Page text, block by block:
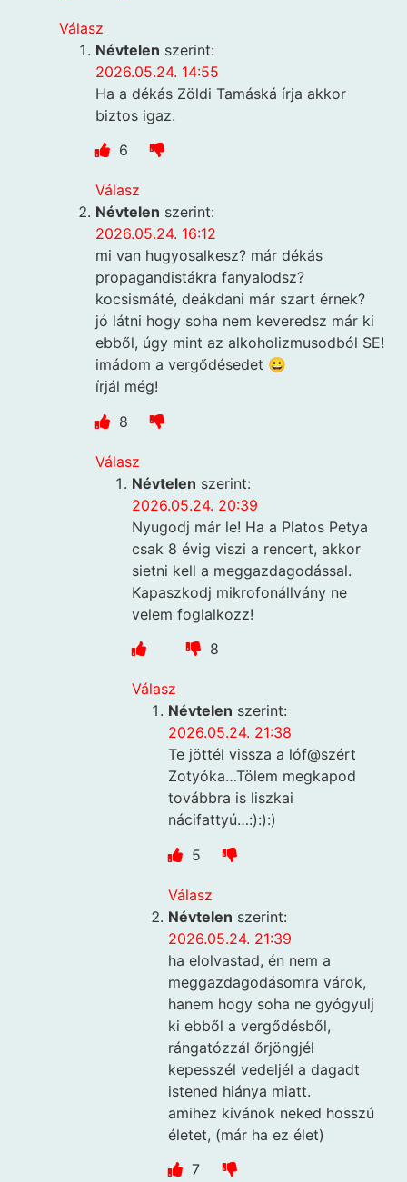
Válasz
Névtelen szerint:
2026.05.24. 14:55
Ha a dékás Zöldi Tamáská írja akkor
biztos igaz.
6
Válasz
Névtelen szerint:
2026.05.24. 16:12
mi van hugyosalkesz? már dékás
propagandistákra fanyalodsz?
kocsismáté, deákdani már szart érnek?
jó látni hogy soha nem keveredsz már ki
ebből, úgy mint az alkoholizmusodból SE!
imádom a vergődésedet 😀
írjál még!
8
Válasz
Névtelen szerint:
2026.05.24. 20:39
Nyugodj már le! Ha a Platos Petya
csak 8 évig viszi a rencert, akkor
sietni kell a meggazdagodással.
Kapaszkodj mikrofonállvány ne
velem foglalkozz!
8
Válasz
Névtelen szerint:
2026.05.24. 21:38
Te jöttél vissza a lóf@szért
Zotyóka…Tölem megkapod
továbbra is liszkai
nácifattyú…:):):)
5
Válasz
Névtelen szerint:
2026.05.24. 21:39
ha elolvastad, én nem a
meggazdagodásomra várok,
hanem hogy soha ne gyógyulj
ki ebből a vergődésből,
rángatózzál őrjöngjél
kepesszél vedeljél a dagadt
istened hiánya miatt.
amihez kívánok neked hosszú
életet, (már ha ez élet)
7